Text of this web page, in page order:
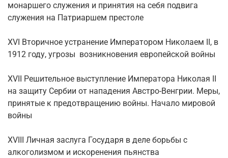
монаршего служения и принятия на себя подвига
служения на Патриаршем престоле
XVI Вторичное устранение Императором Николаем II, в
1912 году, угрозы возникновения европейской войны
XVII Решительное выступление Императора Николая II
на защиту Сербии от нападения Австро-Венгрии. Меры,
принятые к предотвращению войны. Начало мировой
войны
XVIII Личная заслуга Государя в деле борьбы с
алкоголизмом и искоренения пьянства